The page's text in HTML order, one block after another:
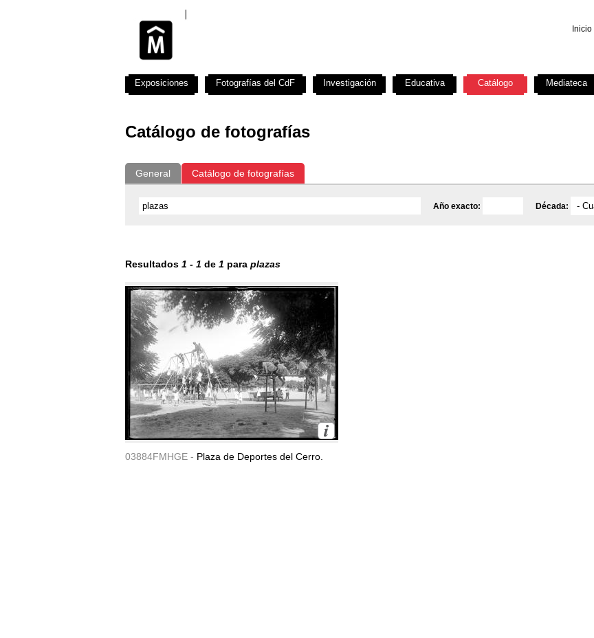
Inicio
Catálogo de fotografías
General Catálogo de fotografías
Año exacto: Década:
Resultados 1 - 1 de 1 para plazas
03884FMHGE - Plaza de Deportes del Cerro.
Exposiciones Fotografías del CdF Investigación Educativa Catálogo Mediateca